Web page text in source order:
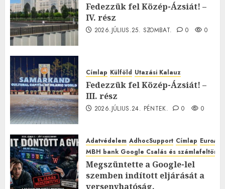
Fedezzük fel Közép-Ázsiát! –
IV. rész
2026.JÚLIUS.25. SZOMBAT. 0 0
Címlap Külföld Utazási Kalauz
Fedezzük fel Közép-Ázsiát! –
III. rész
2026.JÚLIUS.24. PÉNTEK. 0 0
Adatvédelem AdhocSupport Címlap
MBH bank Google Csalás és
Megszüntette a Google-lel
szemben indított eljárását a
versenyhatóság,